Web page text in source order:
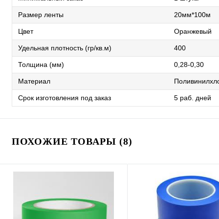
Размер ленты 20мм*100м
Цвет Оранжевый
Удельная плотность (гр/кв.м) 400
Толщина (мм) 0,28-0,30
Материал
Срок изготовления под заказ 5 раб. дней
ПОХОЖИЕ ТОВАРЫ (8)